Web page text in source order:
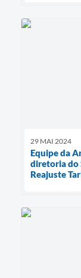
29 MAI 2024
Equipe da
diretoria do
Reajuste